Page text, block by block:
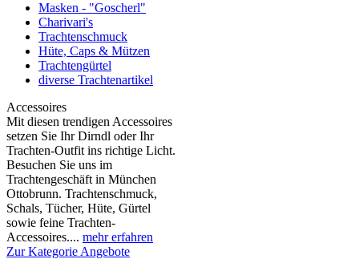
Masken - "Goscherl"
Charivari's
Trachtenschmuck
Hüte, Caps & Mützen
Trachtengürtel
diverse Trachtenartikel
Accessoires
Mit diesen trendigen Accessoires
setzen Sie Ihr Dirndl oder Ihr
Trachten-Outfit ins richtige Licht.
Besuchen Sie uns im
Trachtengeschäft in München
Ottobrunn. Trachtenschmuck,
Schals, Tücher, Hüte, Gürtel
sowie feine Trachten-
Accessoires.... mehr erfahren
Zur Kategorie Angebote